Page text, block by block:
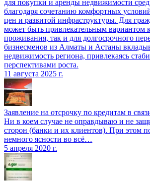
для покупки и аренды недвижимости
благодаря сочетанию комфортных
цен и развитой инфраструктуры. Для
может быть привлекательным вариантом
проживания, так и для долгосрочного
бизнесменов из Алматы и Астаны
недвижимость региона, привлекаясь
перспективами роста.
11 августа 2025 г.
Заявление на отсрочку по кредитам в
Ни в коем случае не оправдываю и не
сторон (банки и их клиентов). При этом
немного ясности во всё…
5 апреля 2020 г.